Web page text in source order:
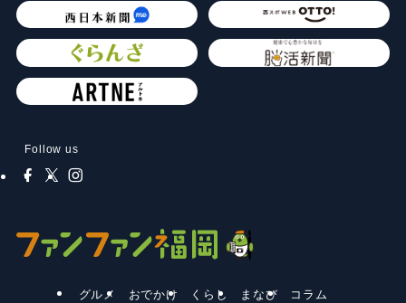
Follow us
グルメ おでかけ くらし まなび コラム